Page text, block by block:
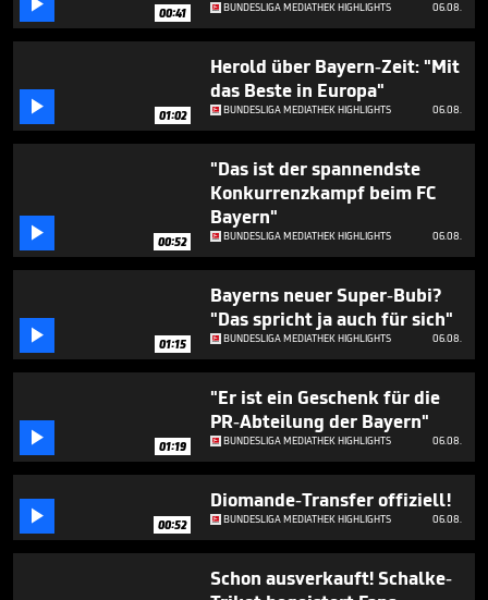
minutes,
16
seconds
00:41 BUNDESLIGA MEDIATHEK HIGHLIGHTS 06.08.
 01:02
Herold über Bayern-Zeit: "Mit
das Beste in Europa"
BUNDESLIGA MEDIATHEK HIGHLIGHTS 06.08.
 00:52
"Das ist der spannendste
Konkurrenzkampf beim FC
Bayern"
BUNDESLIGA MEDIATHEK HIGHLIGHTS 06.08.
 01:15
Bayerns neuer Super-Bubi?
"Das spricht ja auch für sich"
BUNDESLIGA MEDIATHEK HIGHLIGHTS 06.08.
 01:19
"Er ist ein Geschenk für die
PR-Abteilung der Bayern"
BUNDESLIGA MEDIATHEK HIGHLIGHTS 06.08.
 00:52
Diomande-Transfer offiziell!
BUNDESLIGA MEDIATHEK HIGHLIGHTS 06.08.
Schon ausverkauft! Schalke-